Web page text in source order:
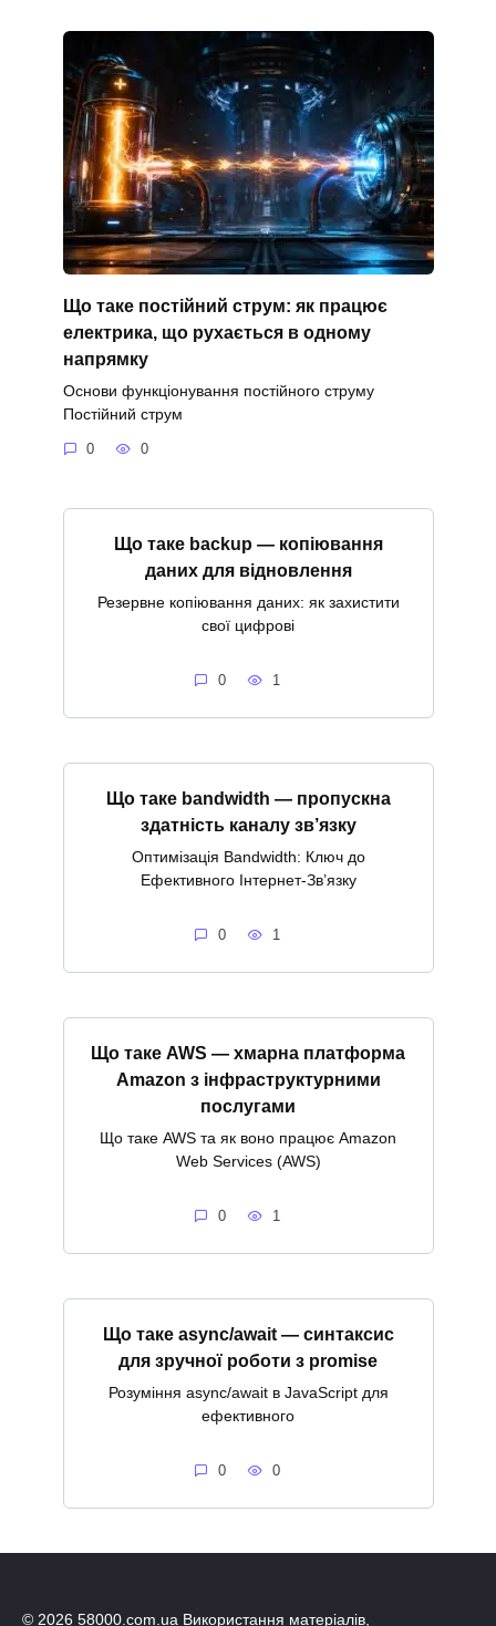
Що таке постійний струм: як працює
електрика, що рухається в одному
напрямку
Основи функціонування постійного струму
Постійний струм
0 0
Що таке backup — копіювання
даних для відновлення
Резервне копіювання даних: як захистити
свої цифрові
0 1
Що таке bandwidth — пропускна
здатність каналу зв’язку
Оптимізація Bandwidth: Ключ до
Ефективного Інтернет-Зв’язку
0 1
Що таке AWS — хмарна платформа
Amazon з інфраструктурними
послугами
Що таке AWS та як воно працює Amazon
Web Services (AWS)
0 1
Що таке async/await — синтаксис
для зручної роботи з promise
Розуміння async/await в JavaScript для
ефективного
0 0
© 2026 58000.com.ua Використання матеріалів,